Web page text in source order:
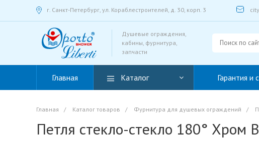
г. Санкт-Петербург, ул. Кораблестроителей, д. 30, корп. 3
Душевые ограждения,
кабины, фурнитура,
запчасти
Главная Каталог Гарантия и
Главная / Каталог товаров / Фурнитура для душевых ограждений /
Петля стекло-стекло 180° Хром